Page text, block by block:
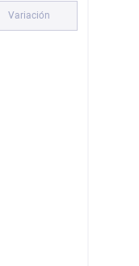
Variación